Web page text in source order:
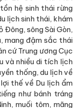
hệ sinh thái rừng
lịch sinh thái, khám
Đông, sông Sài Gòn,
mang đậm sắc thái
cứ Trung ương Cục
và nhiều di tích lịch
thống, du lịch về
thế về Du lịch ẩm
như bánh tráng
muối tôm, mãng